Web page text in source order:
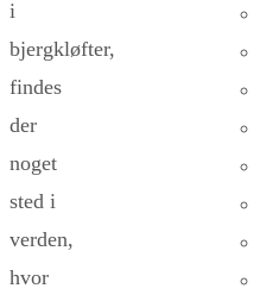
i
bjergkløfter,
findes
der
noget
sted i
verden,
hvor